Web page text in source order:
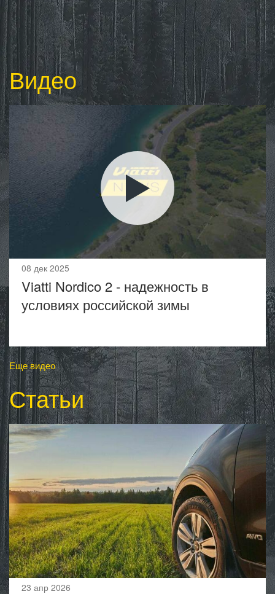
Видео
08 дек 2025
Viatti Nordico 2 - надежность в
условиях российской зимы
Еще видео
Статьи
23 апр 2026